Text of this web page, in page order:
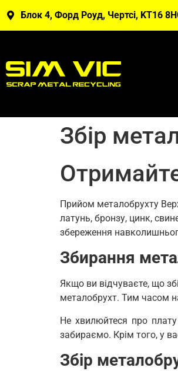
Блок 4, Форд Роуд, Чертсі, KT16
Збір
Прийом металобрухту
латунь, бронзу, цинк,
збереження
Збирання
Якщо ви відчуваєте, що
металобрухт. Тим часом
Не хвилюйтеся про
забираємо. Крім того, у
Збір